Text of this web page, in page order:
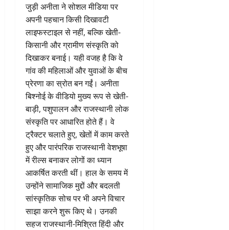
जुड़ी अनीता ने सोशल मीडिया पर
अपनी पहचान किसी दिखावटी
लाइफस्टाइल से नहीं, बल्कि खेती-
किसानी और ग्रामीण संस्कृति को
दिखाकर बनाई। यही वजह है कि वे
गांव की महिलाओं और युवाओं के बीच
प्रेरणा का स्रोत बन गईं। अनीता
बिश्नोई के वीडियो मुख्य रूप से खेती-
बाड़ी, पशुपालन और राजस्थानी लोक
संस्कृति पर आधारित होते हैं। वे
ट्रैक्टर चलाते हुए, खेतों में काम करते
हुए और पारंपरिक राजस्थानी वेशभूषा
में रील्स बनाकर लोगों का ध्यान
आकर्षित करती थीं। हाल के समय में
उन्होंने सामाजिक मुद्दों और बदलती
सांस्कृतिक सोच पर भी अपने विचार
साझा करने शुरू किए थे। उनकी
सहज राजस्थानी-मिश्रित हिंदी और